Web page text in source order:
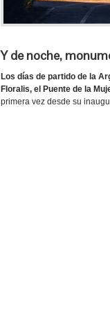
Y de noche,
Los días de partido de la
Floralis, el Puente de la
primera vez desde su